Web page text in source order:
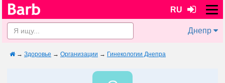
RU
Днепр
→ Здоровье → Организации → Гинекологии Днепра